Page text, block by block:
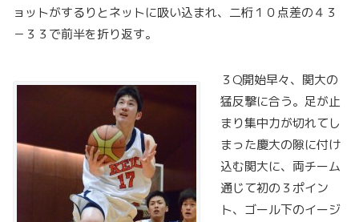
ョットがするりとネットに吸い込まれ、二桁１０点差の４３
－３３で前半を折り返す。
３Q開始早々、関大の
猛反撃に合う。足が止
まり集中力が切れてし
まった慶大の隙に付け
込む関大に、両チーム
通じて初の３ポイン
ト、ゴール下のイージ